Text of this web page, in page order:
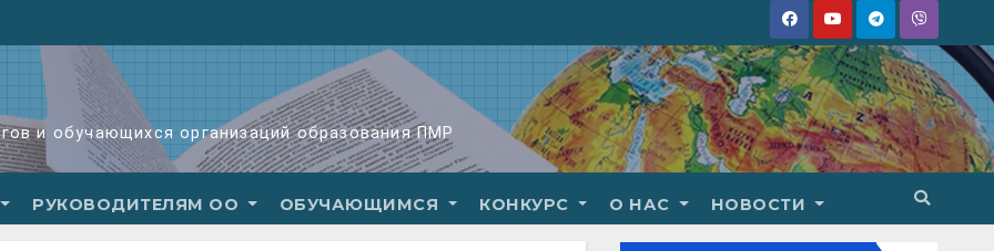
и обучающихся организаций образования ПМР
РУКОВОДИТЕЛЯМ ОО ОБУЧАЮЩИМСЯ КОНКУРС О НАС НОВОСТИ